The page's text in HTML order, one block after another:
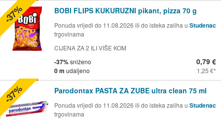
BOBI FLIPS KUKURUZNI pikant, pizza 70 g
Ponuda vrijedi do 11.08.2026 ili do isteka zaliha u Studenac
trgovinama
CIJENA ZA 2 ILI VIŠE KOM
-37%sniženo
0 m udaljeno
0,79 €
1,25 €
-37%
Parodontax PASTA ZA ZUBE ultra clean 75 ml
Ponuda vrijedi do 11.08.2026 ili do isteka zaliha u Studenac
trgovinama
-37%